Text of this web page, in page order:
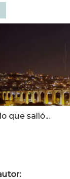
que salió...